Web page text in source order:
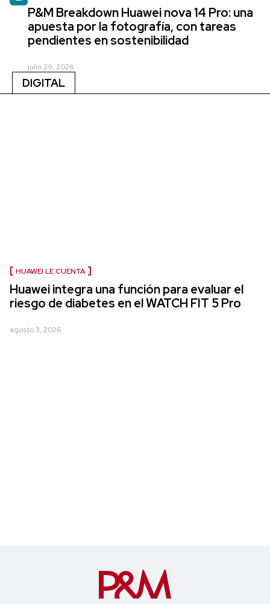
P&M Breakdown Huawei nova 14 Pro: una
apuesta por la fotografía, con tareas
pendientes en sostenibilidad
julio 29, 2026
DIGITAL
HUAWEI LE CUENTA
Huawei integra una función para evaluar el
riesgo de diabetes en el WATCH FIT 5 Pro
agosto 3, 2026